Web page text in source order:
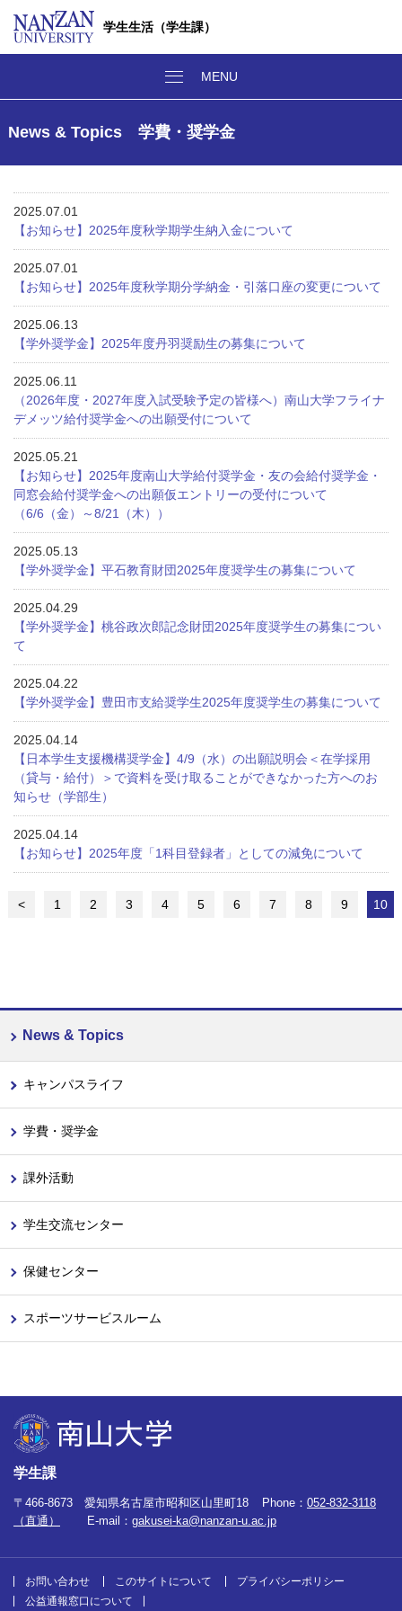
学生生活（学生課）
News & Topics 学費・奨学金
2025.07.01
【お知らせ】2025年度秋学期学生納入金について
2025.07.01
【お知らせ】2025年度秋学期分学納金・引落口座の変更について
2025.06.13
【学外奨学金】2025年度丹羽奨励生の募集について
2025.06.11
（2026年度・2027年度入試受験予定の皆様へ）南山大学フライナ
デメッツ給付奨学金への出願受付について
2025.05.21
【お知らせ】2025年度南山大学給付奨学金・友の会給付奨学金・
同窓会給付奨学金への出願仮エントリーの受付について
（6/6（金）～8/21（木））
2025.05.13
【学外奨学金】平石教育財団2025年度奨学生の募集について
2025.04.29
【学外奨学金】桃谷政次郎記念財団2025年度奨学生の募集につい
て
2025.04.22
【学外奨学金】豊田市支給奨学生2025年度奨学生の募集について
2025.04.14
【日本学生支援機構奨学金】4/9（水）の出願説明会＜在学採用
（貸与・給付）＞で資料を受け取ることができなかった方へのお
知らせ（学部生）
2025.04.14
【お知らせ】2025年度「1科目登録者」としての減免について
< 1 2 3 4 5 6 7 8 9 10
News & Topics
キャンパスライフ
学費・奨学金
課外活動
学生交流センター
保健センター
スポーツサービスルーム
学生課
〒466-8673 愛知県名古屋市昭和区山里町18 Phone： 052-832-3118
（直通）
E-mail： gakusei-ka@nanzan-u.ac.jp
お問い合わせ このサイトについて
プライバシーポリシー
公益通報窓口について